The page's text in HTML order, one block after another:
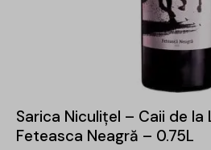
Sarica Niculițel – Caii de la
Feteasca Neagră – 0.75L